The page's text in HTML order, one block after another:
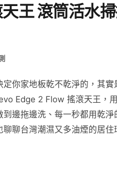
王 滾筒活水
你家地板乾不乾淨的，其
Edge 2 Flow 搖滾天王，
邊拖邊洗、每一秒都用乾
聊台灣潮濕又多油煙的居